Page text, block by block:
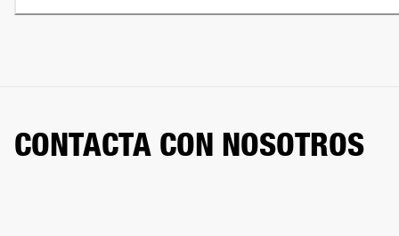
CONTACTA CON NOSOTROS